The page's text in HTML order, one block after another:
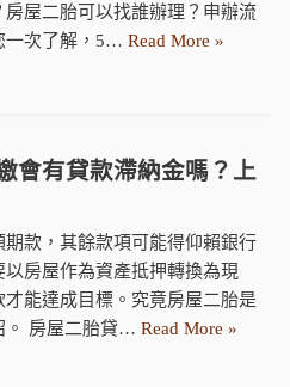
屋二胎可以找誰辦理？申辦流
一次了解，5… Read More »
會有貸款滯納金嗎？上
款，其餘款項可能得仰賴銀行
房屋作為資產抵押轉換為現
能達成目標。究竟房屋二胎是
。 房屋二胎貸… Read More »